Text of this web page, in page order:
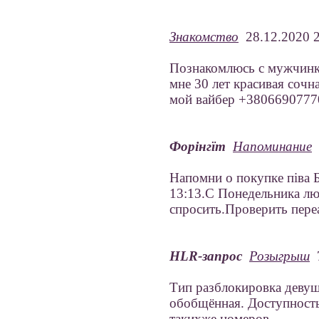
Знакомство 28.12.2020
Познакомлюсь с
мне 30 лет красивая
мой вайбер
Форінгїт Напоминание
Напомни о покупке піва
13:13.С Понедельника
спросить.Проверить
HLR-запрос Розыгрыш
Тип разблокировка
обобщённая.